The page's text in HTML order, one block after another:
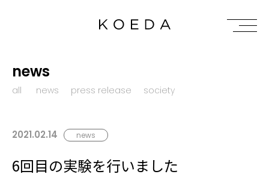
news
all news press release society
2021.02.14 news
6回目の実験を行いました